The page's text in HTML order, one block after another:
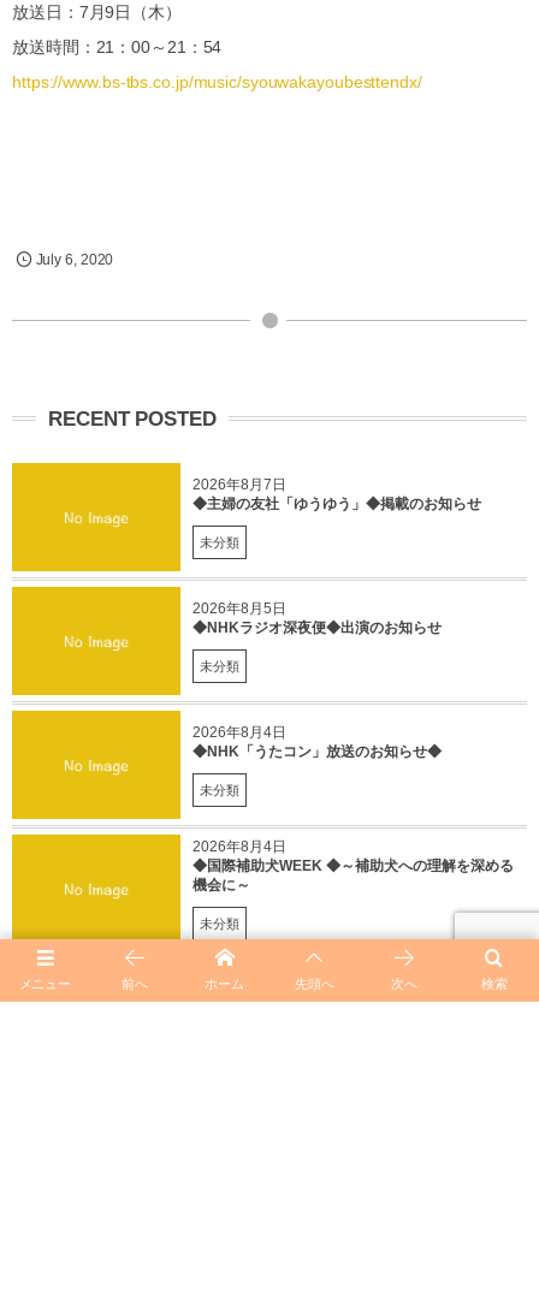
放送日：7月9日（木）
放送時間：21：00～21：54
https://www.bs-tbs.co.jp/music/syouwakayoubesttendx/
July 6 2020
RECENT POSTED
2026年8月7日
◆主婦の友社「ゆうゆう」◆掲載のお知らせ
未分類
2026年8月5日
◆NHKラジオ深夜便◆出演のお知らせ
未分類
2026年8月4日
◆NHK「うたコン」放送のお知らせ◆
未分類
2026年8月4日
◆国際補助犬WEEK ◆～補助犬への理解を深める
機会に～
未分類
heemory_subの記事一覧
メニュー 検索
前へ ホーム 先頭へ 次へ